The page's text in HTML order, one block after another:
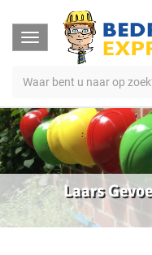
Toggle
navigation
Laars